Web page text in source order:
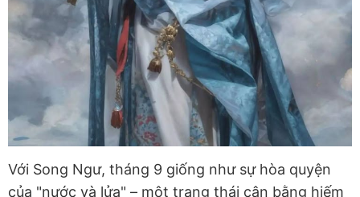
Với Song Ngư, tháng 9 giống như sự hòa quyện
của "nước và lửa" – một trạng thái cân bằng hiếm